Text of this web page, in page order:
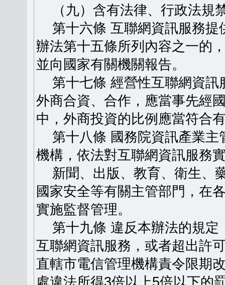
（九）含有法律、行政法規
第十六條 互聯網資訊服務提
辦法第十五條所列內容之一的
並向國家有關機關報告。
第十七條 經營性互聯網資訊
外商合資、合作，應當事先經
中，外商投資的比例應當符合
第十八條 國務院資訊產業主
機構，依法對互聯網資訊服務
新聞、出版、教育、衛生、
國家安全等有關主管部門，在
實施監督管理。
第十九條 違反本辦法的規定
互聯網資訊服務，或者超出許
直轄市電信管理機構責令限期
處違法所得3倍以上5倍以下的